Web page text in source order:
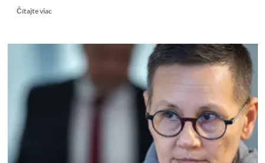
Čítajte viacRead
Záleská
sa
vybrali